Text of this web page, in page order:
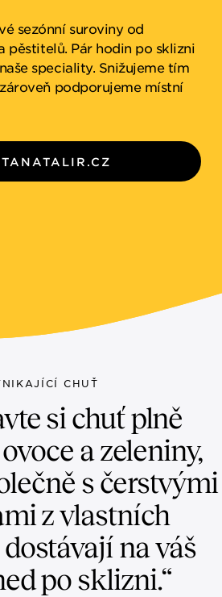
sezónní suroviny od
pěstitelů. Pár hodin po sklizni
speciality. Snižujeme tím
podporujeme místní
sezónní suroviny od
pěstitelů. Pár hodin po sklizni
speciality. Snižujeme tím
podporujeme místní
CHUŤ
si chuť plně
a zeleniny,
s čerstvými
z vlastních
na váš
po sklizni.“